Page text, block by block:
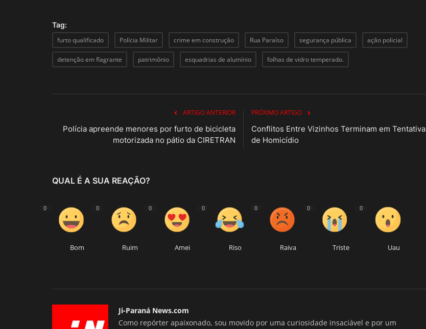
Tag:
furto qualificado
Polícia Militar crime em construção Rua Paraíso segurança pública ação policial
detenção em flagrante patrimônio esquadrias de alumínio folhas de vidro temperado.
ARTIGO ANTERIOR
Polícia apreende menores por furto de bicicleta
motorizada no pátio da CIRETRAN
PRÓXIMO ARTIGO
Conflitos Entre Vizinhos Terminam em Tentativa
de Homicídio
QUAL É A SUA REAÇÃO?
0
Bom
0
Ruim
0
Amei
0
Riso
0
Raiva
0
Triste
0
Uau
Ji-Paraná News.com
Como repórter apaixonado, sou movido por uma curiosidade insaciável e por um